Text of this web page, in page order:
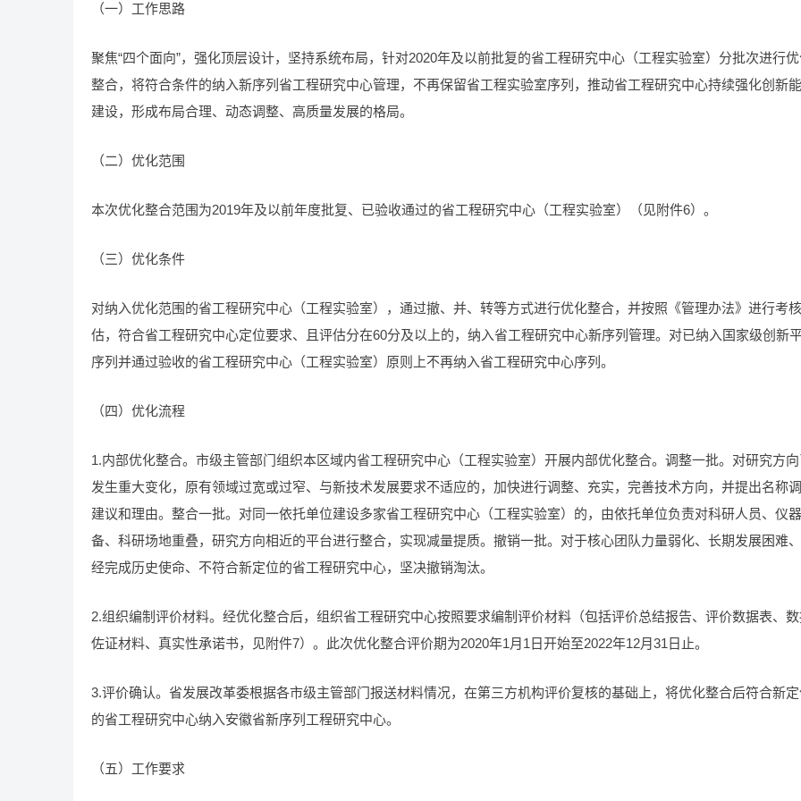
（一）工作思路
聚焦“四个面向”，强化顶层设计，坚持系统布局，针对2020年及以前批复的省工程研究中心（工程实验室）分批次进行
整合，将符合条件的纳入新序列省工程研究中心管理，不再保留省工程实验室序列，推动省工程研究中心持续强化创新
建设，形成布局合理、动态调整、高质量发展的格局。
（二）优化范围
本次优化整合范围为2019年及以前年度批复、已验收通过的省工程研究中心（工程实验室）（见附件6）。
（三）优化条件
对纳入优化范围的省工程研究中心（工程实验室），通过撤、并、转等方式进行优化整合，并按照《管理办法》进行考
估，符合省工程研究中心定位要求、且评估分在60分及以上的，纳入省工程研究中心新序列管理。对已纳入国家级创新
序列并通过验收的省工程研究中心（工程实验室）原则上不再纳入省工程研究中心序列。
（四）优化流程
1.内部优化整合。市级主管部门组织本区域内省工程研究中心（工程实验室）开展内部优化整合。调整一批。对研究方向
发生重大变化，原有领域过宽或过窄、与新技术发展要求不适应的，加快进行调整、充实，完善技术方向，并提出名称
建议和理由。整合一批。对同一依托单位建设多家省工程研究中心（工程实验室）的，由依托单位负责对科研人员、仪
备、科研场地重叠，研究方向相近的平台进行整合，实现减量提质。撤销一批。对于核心团队力量弱化、长期发展困难
经完成历史使命、不符合新定位的省工程研究中心，坚决撤销淘汰。
2.组织编制评价材料。经优化整合后，组织省工程研究中心按照要求编制评价材料（包括评价总结报告、评价数据表、
佐证材料、真实性承诺书，见附件7）。此次优化整合评价期为2020年1月1日开始至2022年12月31日止。
3.评价确认。省发展改革委根据各市级主管部门报送材料情况，在第三方机构评价复核的基础上，将优化整合后符合新定
的省工程研究中心纳入安徽省新序列工程研究中心。
（五）工作要求